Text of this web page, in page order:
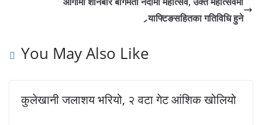
र्‍याफ्टिङसहितका गतिविधि हुने
You May Also Like
कुलेखानी जलाशय भरियो, २ वटा गेट आंशिक खोलियो